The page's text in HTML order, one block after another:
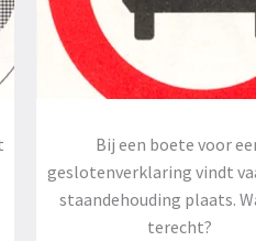
Bij een boete voor
geslotenverklaring vindt
staandehouding plaats.
terecht?